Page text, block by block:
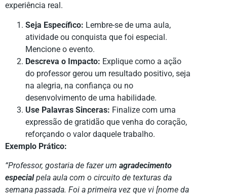
experiência real.
Seja Específico: Lembre-se de uma aula,
atividade ou conquista que foi especial.
Mencione o evento.
Descreva o Impacto: Explique como a ação
do professor gerou um resultado positivo, seja
na alegria, na confiança ou no
desenvolvimento de uma habilidade.
Use Palavras Sinceras: Finalize com uma
expressão de gratidão que venha do coração,
reforçando o valor daquele trabalho.
Exemplo Prático:
“Professor, gostaria de fazer um agradecimento
especialpela aula com o circuito de texturas da
semana passada. Foi a primeira vez que vi [nome da